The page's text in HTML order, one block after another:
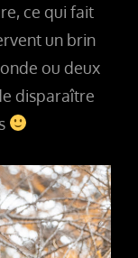
ce qui fait
un brin
ou deux
disparaître